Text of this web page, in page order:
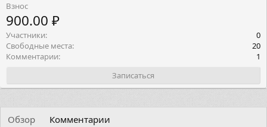
Взнос
900.00 ₽
Участники
0
Свободные места
20
Комментарии
1
Записаться
Обзор Комментарии